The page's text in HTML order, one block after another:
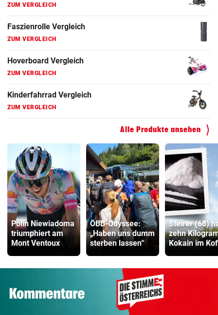
ZUM VERGLEICH
Faszienrolle Vergleich
ZUM VERGLEICH
Hoverboard Vergleich
ZUM VERGLEICH
Kinderfahrrad Vergleich
ZUM VERGLEICH
Alle Produkte ansehen
Polin Niewiadoma
triumphiert am
Mont Ventoux
ÖBB-Odyssee:
„Haben uns dumm
sterben lassen“
Steirer (68)
zehn
Kokain im